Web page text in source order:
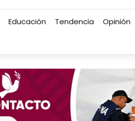
Educación Tendencia Opinión